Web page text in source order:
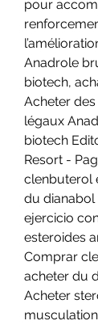
pour
Anadrole
biotech,
Acheter
légaux
biotech
Resort -
clenbuterol
du dianabol
ejercicio
esteroides
Comprar
acheter du
Acheter